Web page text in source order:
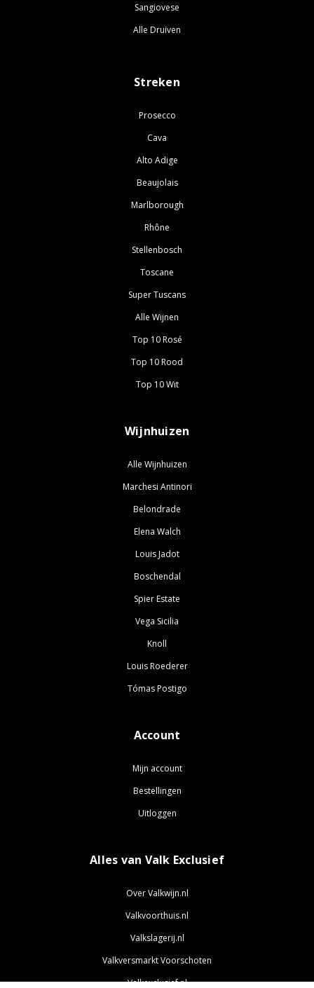
Sangiovese
Alle Druiven
Streken
Prosecco
Cava
Alto Adige
Beaujolais
Marlborough
Rhône
Stellenbosch
Toscane
Super Tuscans
Alle Wijnen
Top 10 Rosé
Top 10 Rood
Top 10 Wit
Wijnhuizen
Alle Wijnhuizen
Marchesi Antinori
Belondrade
Elena Walch
Louis Jadot
Boschendal
Spier Estate
Vega Sicilia
Knoll
Louis Roederer
Tómas Postigo
Account
Mijn account
Bestellingen
Uitloggen
Alles van Valk Exclusief
Over Valkwijn.nl
Valkvoorthuis.nl
Valkslagerij.nl
Valkversmarkt Voorschoten
Valkexclusief.nl